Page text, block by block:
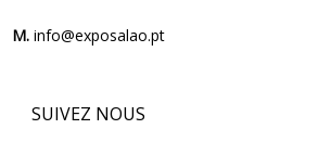
M.info@exposalao.pt
SUIVEZ NOUS